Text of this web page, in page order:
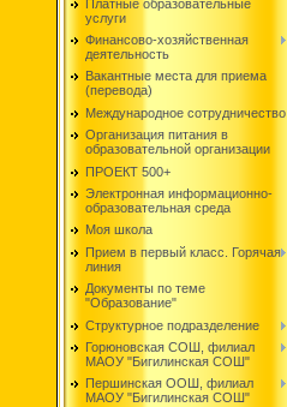
Платные образовательные
услуги
Финансово-хозяйственная
деятельность
Вакантные места для приема
(перевода)
Международное сотрудничество
Организация питания в
образовательной организации
ПРОЕКТ 500+
Электронная информационно-
образовательная среда
Моя школа
Прием в первый класс. Горячая
линия
Документы по теме
"Образование"
Структурное подразделение
Горюновская СОШ, филиал
МАОУ "Бигилинская СОШ"
Першинская ООШ, филиал
МАОУ "Бигилинская СОШ"